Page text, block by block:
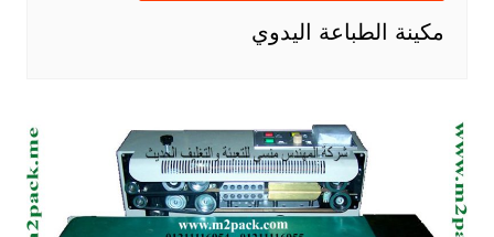
مكينة الطباعة اليدوي